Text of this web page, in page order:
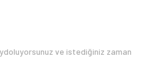
ve istediğiniz zaman